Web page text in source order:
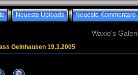
Neueste Uploads Neueste Kommentare
Waxie's
Gelnhausen 19.3.2005